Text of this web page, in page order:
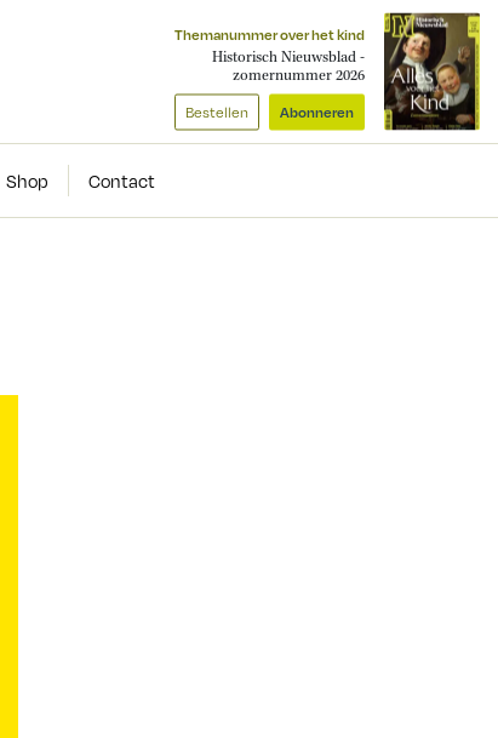
Themanummer over het kind
Historisch Nieuwsblad -
zomernummer 2026
Bestellen Abonneren
Shop Contact